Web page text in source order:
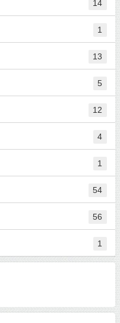
14
1
13
5
12
4
1
54
56
1